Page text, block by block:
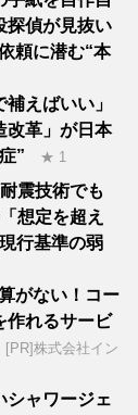
探偵が見抜い
頼に潜む“本
えばいい」
改革」が日本
”
★ 1
震技術でも
想定を超え
行基準の弱
がない！コー
作れるサービ
[PR]株式会社イン
シャワージェ